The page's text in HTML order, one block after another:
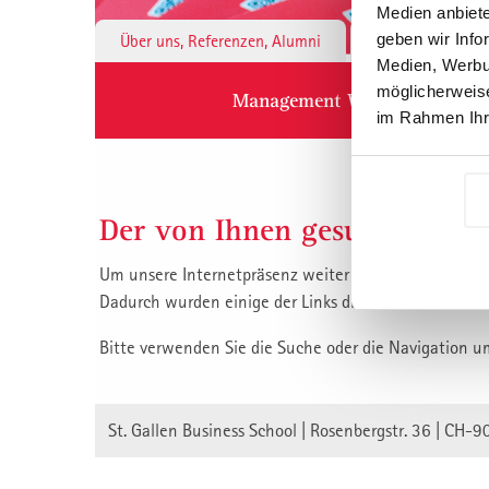
Medien
geben wir
Medien,
im Rahmen
Über uns, Referenzen, Alumni Institute &
Management Weiterbildung
Der von Ihnen gesuchte
Um unsere Internetpräsenz weiter zu verbessern,
Dadurch wurden einige der Links die auf unsere
Bitte verwenden Sie die Suche oder die Navigation
St. Gallen Business School | Rosenbergstr. 36 | CH-